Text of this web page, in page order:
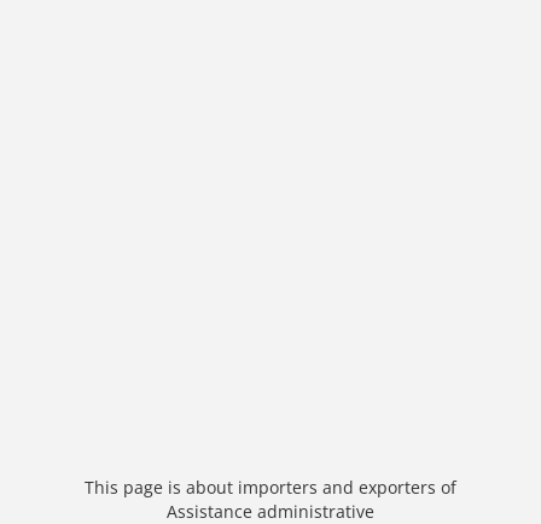
This page is about importers and exporters of
Assistance administrative